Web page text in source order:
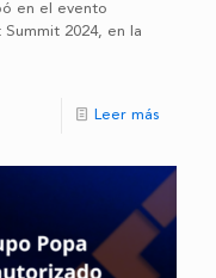
en el evento
2024, en la
Leer más